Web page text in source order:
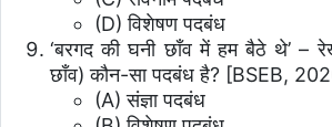
(D) विशेषण पदबंध
‘बरगद की घनी छाँव में हम बैठे थे’ –
छाँव) कौन-सा पदबंध है? [BSEB,
(A) संज्ञा पदबंध